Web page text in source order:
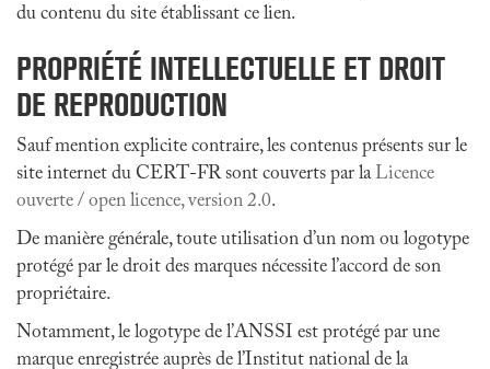
du contenu du site établissant ce lien.
PROPRIÉTÉ INTELLECTUELLE ET DROIT
DE REPRODUCTION
Sauf mention explicite contraire, les contenus présents sur le
site internet du CERT-FR sont couverts par laLicence
ouverte / open licence, version 2.0.
De manière générale, toute utilisation d’un nom ou logotype
protégé par le droit des marques nécessite l’accord de son
propriétaire.
Notamment, le logotype de l’ANSSI est protégé par une
marque enregistrée auprès de l’Institut national de la